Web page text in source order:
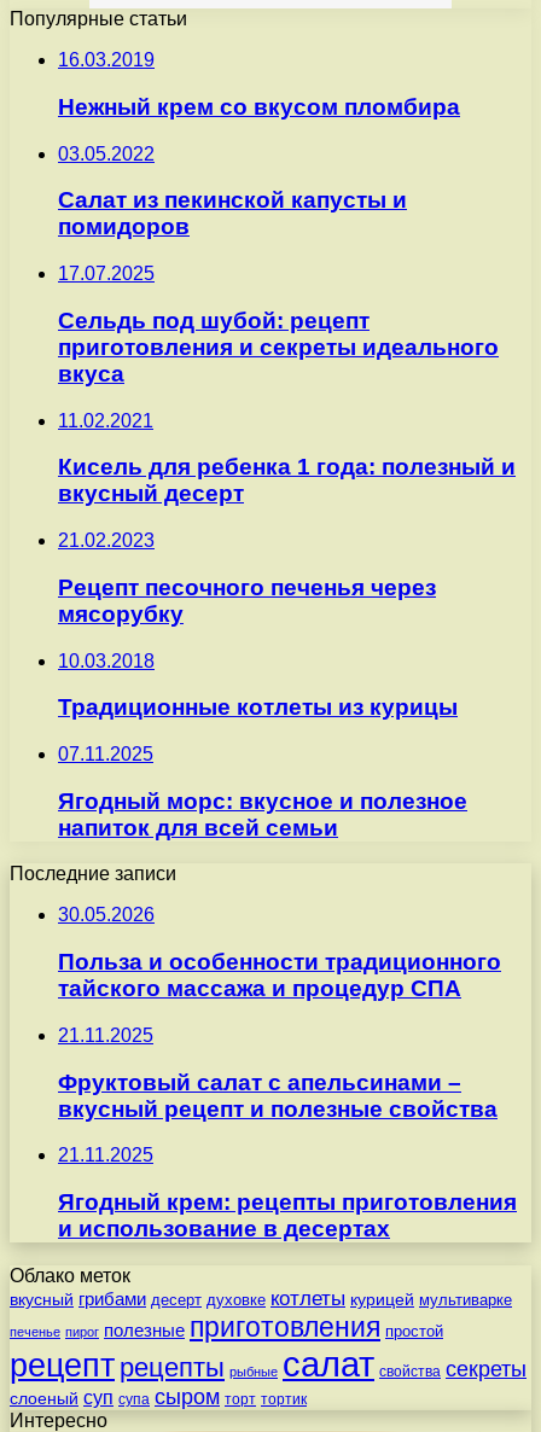
Популярные статьи
16.03.2019
Нежный крем со вкусом пломбира
03.05.2022
Салат из пекинской капусты и
помидоров
17.07.2025
Сельдь под шубой: рецепт
приготовления и секреты идеального
вкуса
11.02.2021
Кисель для ребенка 1 года: полезный и
вкусный десерт
21.02.2023
Рецепт песочного печенья через
мясорубку
10.03.2018
Традиционные котлеты из курицы
07.11.2025
Ягодный морс: вкусное и полезное
напиток для всей семьи
Последние записи
30.05.2026
Польза и особенности традиционного
тайского массажа и процедур СПА
21.11.2025
Фруктовый салат с апельсинами –
вкусный рецепт и полезные свойства
21.11.2025
Ягодный крем: рецепты приготовления
и использование в десертах
Облако меток
вкусный грибами десерт духовке котлеты курицей мультиварке
печенье пирог полезные приготовления простой
рецепт рецепты рыбные салат свойства секреты
слоеный суп супа сыром торт тортик
Интересно